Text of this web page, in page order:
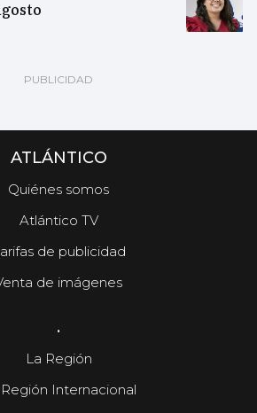
ATLÁNTICO
Quiénes somos
Atlántico TV
de publicidad
de imágenes
.
La Región
Región Internacional